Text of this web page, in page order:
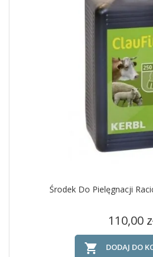
Środek Do Pielęgnacji
Cena
110,00
 DODAJ DO